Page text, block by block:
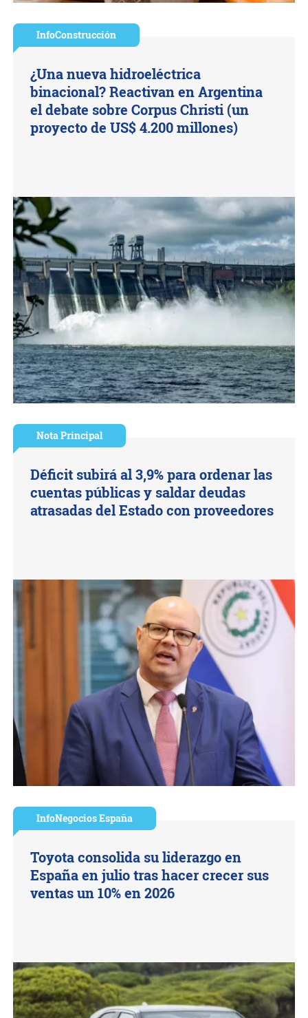
InfoConstrucción
¿Una nueva hidroeléctrica
binacional? Reactivan en Argentina
el debate sobre Corpus Christi (un
proyecto de US$ 4.200 millones)
Nota Principal
Déficit subirá al 3,9% para ordenar las
cuentas públicas y saldar deudas
atrasadas del Estado con proveedores
InfoNegocios España
Toyota consolida su liderazgo en
España en julio tras hacer crecer sus
ventas un 10% en 2026